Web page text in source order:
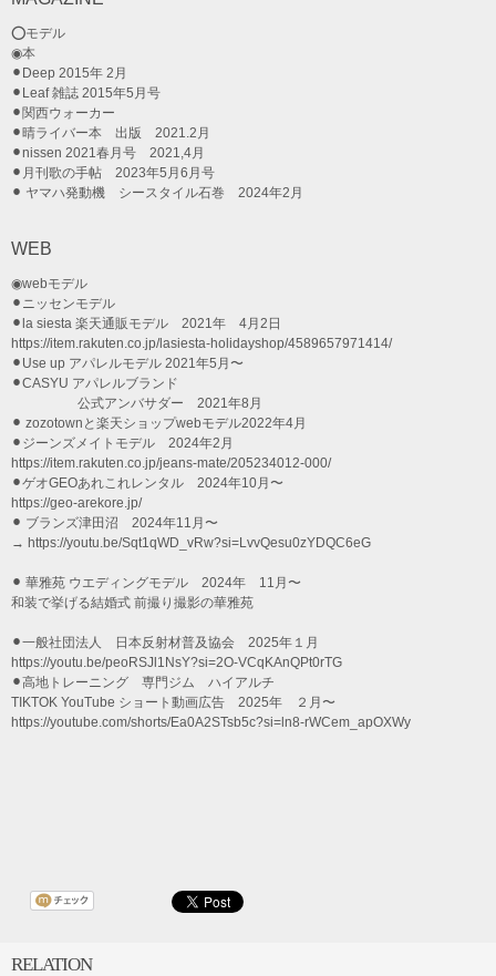
⭕️モデル
◉本
⚫︎Deep 2015年 2月
⚫︎Leaf 雑誌 2015年5月号
⚫︎関西ウォーカー
⚫︎晴ライバー本 出版 2021.2月
⚫︎nissen 2021春月号 2021,4月
⚫︎月刊歌の手帖 2023年5月6月号
⚫︎ ヤマハ発動機 シースタイル石巻 2024年2月
WEB
◉webモデル
⚫︎ニッセンモデル
⚫︎la siesta 楽天通販モデル 2021年 4月2日
https://item.rakuten.co.jp/lasiesta-holidayshop/4589657971414/
⚫︎Use up アパレルモデル 2021年5月〜
⚫︎CASYU アパレルブランド
公式アンバサダー 2021年8月
⚫︎ zozotownと楽天ショップwebモデル2022年4月
⚫︎ジーンズメイトモデル 2024年2月
https://item.rakuten.co.jp/jeans-mate/205234012-000/
⚫︎ゲオGEOあれこれレンタル 2024年10月〜
https://geo-arekore.jp/
⚫︎ ブランズ津田沼 2024年11月〜
→ https://youtu.be/Sqt1qWD_vRw?si=LvvQesu0zYDQC6eG
⚫︎ 華雅苑 ウエディングモデル 2024年 11月〜
和装で挙げる結婚式 前撮り撮影の華雅苑
⚫︎一般社団法人 日本反射材普及協会 2025年１月
https://youtu.be/peoRSJl1NsY?si=2O-VCqKAnQPt0rTG
⚫︎高地トレーニング 専門ジム ハイアルチ
TIKTOK YouTube ショート動画広告 2025年 ２月〜
https://youtube.com/shorts/Ea0A2STsb5c?si=ln8-rWCem_apOXWy
RELATION